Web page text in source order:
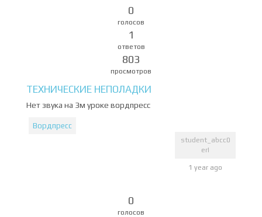
0
голосов
1
ответов
803
просмотров
ТЕХНИЧЕСКИЕ НЕПОЛАДКИ
Нет звука на 3м уроке вордпресс
Вордпресс
student_abcc0
erI
1 year ago
0
голосов